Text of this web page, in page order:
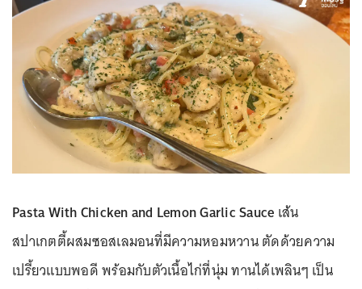
Pasta With Chicken and Lemon Garlic Sauce เส้น
สปาเกตตี้ผสมซอสเลมอนที่มีความหอมหวาน ตัดด้วยความ
เปรี้ยวแบบพอดี พร้อมกับตัวเนื้อไก่ที่นุ่ม ทานได้เพลินๆ เป็น